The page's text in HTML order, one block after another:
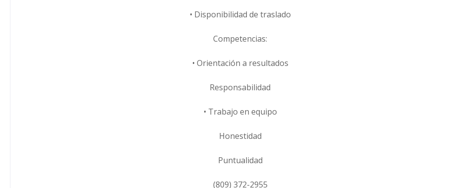
• Disponibilidad de traslado
Competencias:
• Orientación a resultados
Responsabilidad
• Trabajo en equipo
Honestidad
Puntualidad
(809) 372-2955